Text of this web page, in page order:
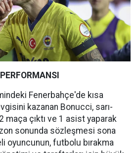
Fenerbahçe'de kısa
kazanan Bonucci, sarı-
maça çıktı ve 1 asist yaparak
sonunda sözleşmesi sona
oyuncunun, futbolu bırakma